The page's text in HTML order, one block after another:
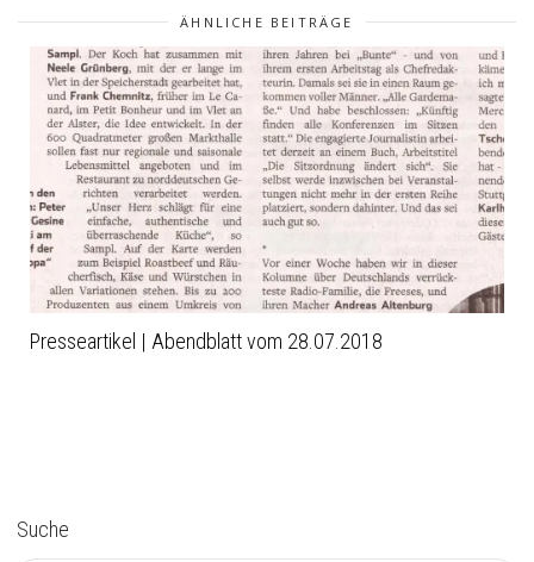
ÄHNLICHE BEITRÄGE
Presseartikel | Abendblatt vom 28.07.2018
Suche